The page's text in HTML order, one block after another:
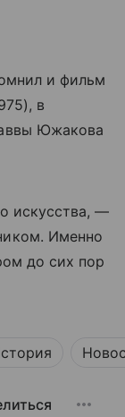
и фильм
в
Южакова
искусства, —
Именно
до сих пор